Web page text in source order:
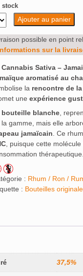
stock
Ajouter au panier
possible en point
sur la
Cannabis Sativa –
aromatisé au
la rencontre de
une expérience
bouteille blanche,
la gamme, mais elle
jamaïcain . Ce
, puisque cette molécule
thérapeutique.
: Rhum / Ron /
: Bouteilles
37,5%